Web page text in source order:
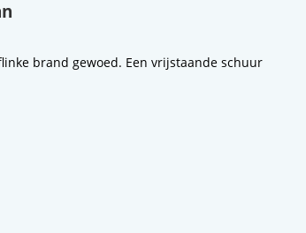
brand gewoed. Een vrijstaande schuur